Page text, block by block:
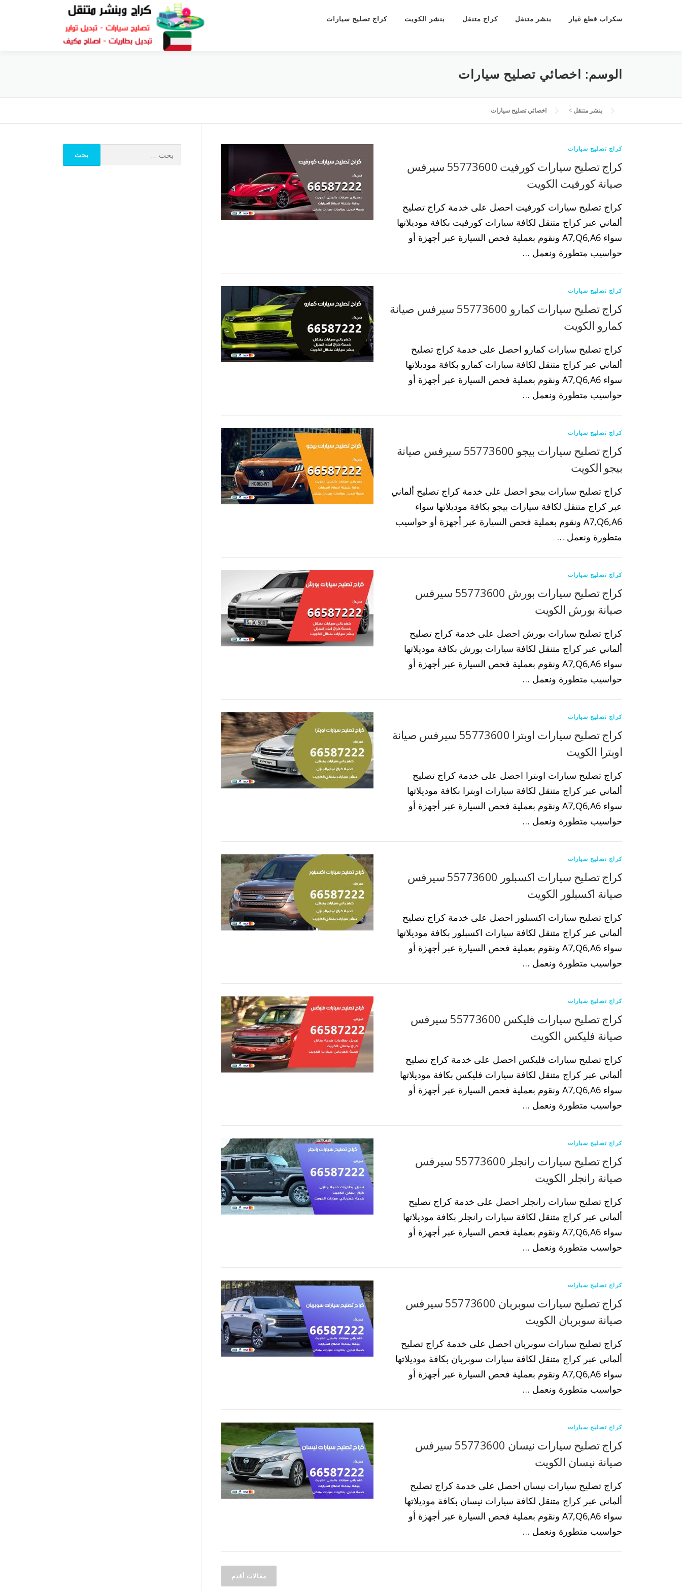
كراج تصليح سيارات بنشر الكويت كراج متنقل بنشر متنقل سكراب قطع غيار
الوسم: اخصائي تصليح سيارات
بنشر متنقل > اخصائي تصليح سيارات
كراج تصليح سيارات
كراج تصليح سيارات كورفيت 55773600 سيرفس
صيانة كورفيت الكويت
كراج تصليح سيارات كورفيت احصل على خدمة كراج تصليح
ألماني عبر كراج متنقل لكافة سيارات كورفيت بكافة موديلاتها
سواء A7,Q6,A6 ونقوم بعملية فحص السيارة عبر أجهزة أو
حواسيب متطورة ونعمل …
كراج تصليح سيارات
كراج تصليح سيارات كمارو 55773600 سيرفس صيانة
كمارو الكويت
كراج تصليح سيارات كمارو احصل على خدمة كراج تصليح
ألماني عبر كراج متنقل لكافة سيارات كمارو بكافة موديلاتها
سواء A7,Q6,A6 ونقوم بعملية فحص السيارة عبر أجهزة أو
حواسيب متطورة ونعمل …
كراج تصليح سيارات
كراج تصليح سيارات بيجو 55773600 سيرفس صيانة
بيجو الكويت
كراج تصليح سيارات بيجو احصل على خدمة كراج تصليح ألماني
عبر كراج متنقل لكافة سيارات بيجو بكافة موديلاتها سواء
A7,Q6,A6 ونقوم بعملية فحص السيارة عبر أجهزة أو حواسيب
متطورة ونعمل …
كراج تصليح سيارات
كراج تصليح سيارات بورش 55773600 سيرفس
صيانة بورش الكويت
كراج تصليح سيارات بورش احصل على خدمة كراج تصليح
ألماني عبر كراج متنقل لكافة سيارات بورش بكافة موديلاتها
سواء A7,Q6,A6 ونقوم بعملية فحص السيارة عبر أجهزة أو
حواسيب متطورة ونعمل …
كراج تصليح سيارات
كراج تصليح سيارات اوبترا 55773600 سيرفس صيانة
اوبترا الكويت
كراج تصليح سيارات اوبترا احصل على خدمة كراج تصليح
ألماني عبر كراج متنقل لكافة سيارات اوبترا بكافة موديلاتها
سواء A7,Q6,A6 ونقوم بعملية فحص السيارة عبر أجهزة أو
حواسيب متطورة ونعمل …
كراج تصليح سيارات
كراج تصليح سيارات اكسبلور 55773600 سيرفس
صيانة اكسبلور الكويت
كراج تصليح سيارات اكسبلور احصل على خدمة كراج تصليح
ألماني عبر كراج متنقل لكافة سيارات اكسبلور بكافة موديلاتها
سواء A7,Q6,A6 ونقوم بعملية فحص السيارة عبر أجهزة أو
حواسيب متطورة ونعمل …
كراج تصليح سيارات
كراج تصليح سيارات فليكس 55773600 سيرفس
صيانة فليكس الكويت
كراج تصليح سيارات فليكس احصل على خدمة كراج تصليح
ألماني عبر كراج متنقل لكافة سيارات فليكس بكافة موديلاتها
سواء A7,Q6,A6 ونقوم بعملية فحص السيارة عبر أجهزة أو
حواسيب متطورة ونعمل …
كراج تصليح سيارات
كراج تصليح سيارات رانجلر 55773600 سيرفس
صيانة رانجلر الكويت
كراج تصليح سيارات رانجلر احصل على خدمة كراج تصليح
ألماني عبر كراج متنقل لكافة سيارات رانجلر بكافة موديلاتها
سواء A7,Q6,A6 ونقوم بعملية فحص السيارة عبر أجهزة أو
حواسيب متطورة ونعمل …
كراج تصليح سيارات
كراج تصليح سيارات سوبربان 55773600 سيرفس
صيانة سوبربان الكويت
كراج تصليح سيارات سوبربان احصل على خدمة كراج تصليح
ألماني عبر كراج متنقل لكافة سيارات سوبربان بكافة موديلاتها
سواء A7,Q6,A6 ونقوم بعملية فحص السيارة عبر أجهزة أو
حواسيب متطورة ونعمل …
كراج تصليح سيارات
كراج تصليح سيارات نيسان 55773600 سيرفس
صيانة نيسان الكويت
كراج تصليح سيارات نيسان احصل على خدمة كراج تصليح
ألماني عبر كراج متنقل لكافة سيارات نيسان بكافة موديلاتها
سواء A7,Q6,A6 ونقوم بعملية فحص السيارة عبر أجهزة أو
حواسيب متطورة ونعمل …
مقالات أقدم